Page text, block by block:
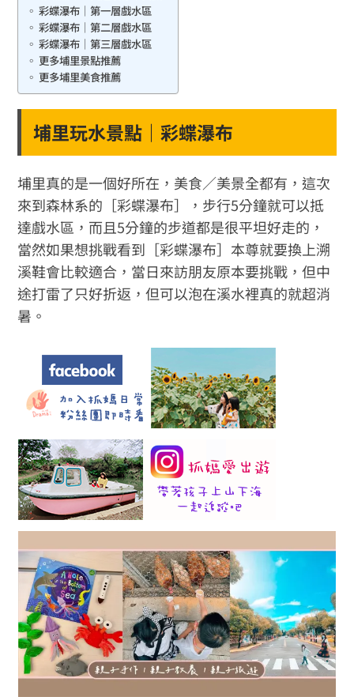
彩蝶瀑布｜第一層戲水區
彩蝶瀑布｜第二層戲水區
彩蝶瀑布｜第三層戲水區
更多埔里景點推薦
更多埔里美食推薦
埔里玩水景點｜彩蝶瀑布
埔里真的是一個好所在，美食／美景全都有，這次
來到森林系的［彩蝶瀑布］，步行5分鐘就可以抵
達戲水區，而且5分鐘的步道都是很平坦好走的，
當然如果想挑戰看到［彩蝶瀑布］本尊就要換上溯
溪鞋會比較適合，當日來訪朋友原本要挑戰，但中
途打雷了只好折返，但可以泡在溪水裡真的就超消
暑。